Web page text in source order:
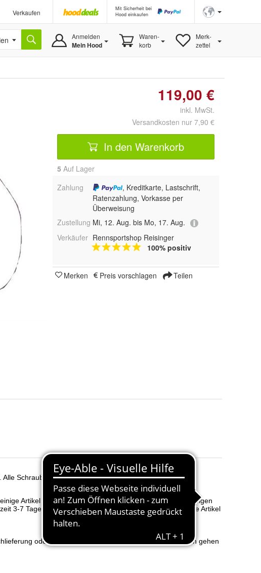
Verkaufen
Mit Sicherheit bei
Hood einkaufen
Anmelden
Mein Hood
Waren-
korb
Merk-
zettel
119,00 €
inkl. MwSt.
Versandkosten nur 7,90 €
In den Warenkorb
5 Auf Lager
Zahlung
, Kreditkarte, Lastschrift,
Ratenzahlung, Vorkasse per
Überweisung
Zustellung Mi, 12. Aug. bis Mo, 17. Aug.
Verkäufer Rennsportshop Reisinger
100% positiv
Merken Preis vorschlagen Teilen